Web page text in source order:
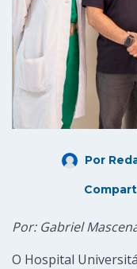
Por
Por: Gabriel
O Hospital